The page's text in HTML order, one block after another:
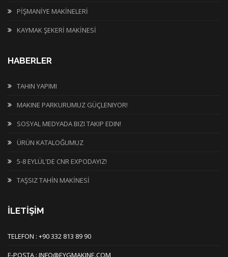
PİŞMANİYE MAKİNELERİ
KAYMAK ŞEKERİ MAKİNESİ
HABERLER
TAHIN YAPIMI
MAKINE PARKURUMUZ GÜÇLENIYOR!
SOSYAL MEDYADA BIZI TAKIP EDIN!
ÜRÜN KATALOĞUMUZ
5-8 EYLÜL'DE CNR EXPODAYIZ!
TAŞSIZ TAHİN MAKİNESİ
İLETİŞİM
TELEFON : +90 332 813 89 90
E-POSTA : INFO@EYGMAKINE.COM